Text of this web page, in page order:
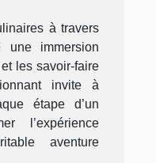
à travers
une immersion
les savoir-faire
invite à
étape d’un
l’expérience
aventure